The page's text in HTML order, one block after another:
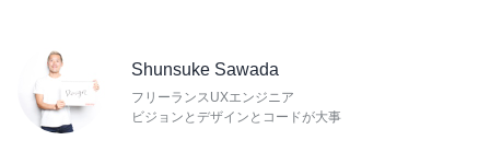
Shunsuke Sawada
フリーランスUXエンジニア
ビジョンとデザインとコードが大事